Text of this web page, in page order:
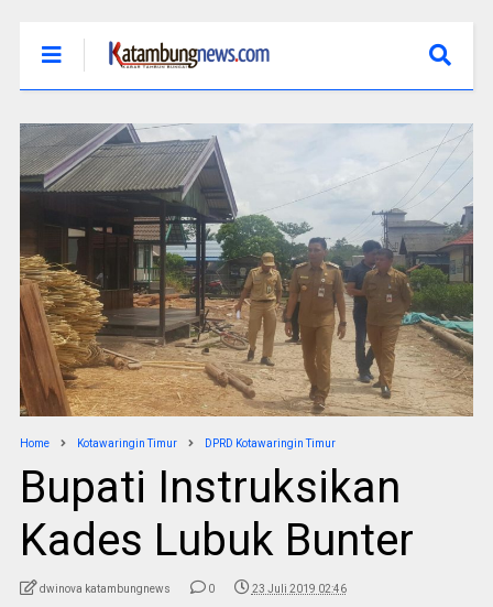
Home Kotawaringin Timur DPRD Kotawaringin Timur
Bupati Instruksikan
Kades Lubuk Bunter
dwinova katambungnews 0 23 Juli 2019 02:46